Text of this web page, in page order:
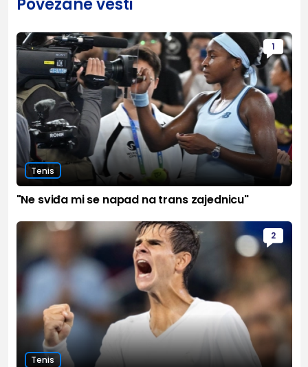
1
Tenis
"Ne sviđa mi se napad na trans zajednicu"
2
Tenis